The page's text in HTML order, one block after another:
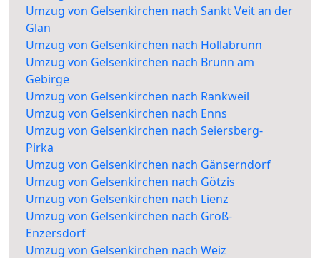
Umzug von Gelsenkirchen nach Sankt Veit an der
Glan
Umzug von Gelsenkirchen nach Hollabrunn
Umzug von Gelsenkirchen nach Brunn am
Gebirge
Umzug von Gelsenkirchen nach Rankweil
Umzug von Gelsenkirchen nach Enns
Umzug von Gelsenkirchen nach Seiersberg-
Pirka
Umzug von Gelsenkirchen nach Gänserndorf
Umzug von Gelsenkirchen nach Götzis
Umzug von Gelsenkirchen nach Lienz
Umzug von Gelsenkirchen nach Groß-
Enzersdorf
Umzug von Gelsenkirchen nach Weiz